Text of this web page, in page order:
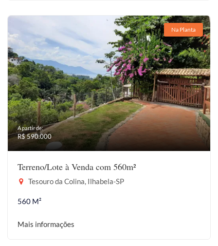
Na Planta
A partir de:
R$ 590.000
Terreno/Lote à Venda com 560m²
Tesouro da Colina, Ilhabela-SP
560 M²
Mais informações